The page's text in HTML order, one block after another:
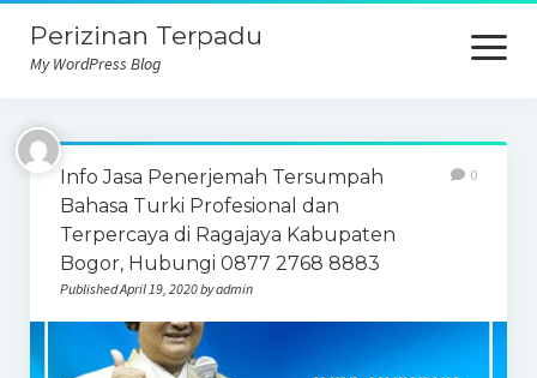
Perizinan Terpadu
My WordPress Blog
open
menu
Info Jasa Penerjemah Tersumpah
Bahasa Turki Profesional dan
Terpercaya di Ragajaya Kabupaten
Bogor, Hubungi 0877 2768 8883
Published April 19, 2020 by admin
0